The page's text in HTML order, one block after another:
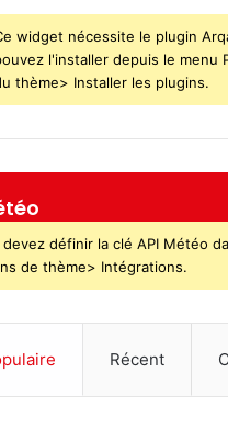
widget nécessite le plugin
l'installer depuis le menu
thème> Installer les plugins.
devez définir la clé API Météo
de thème> Intégrations.
Récent